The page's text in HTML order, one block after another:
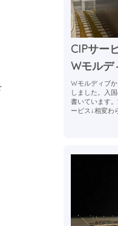
CIPサー
Wモルデ
Wモルディブ
しました。入
書いています
ービス↓相変わ